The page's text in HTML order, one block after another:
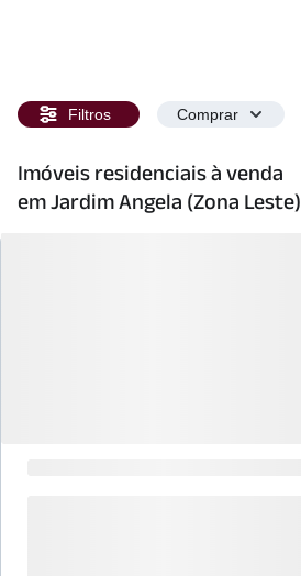
Filtros Comprar
Imóveis residenciais à venda
em Jardim Angela (Zona Leste)